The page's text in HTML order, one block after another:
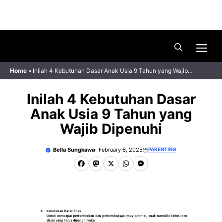
content
Home » Inilah 4 Kebutuhan Dasar Anak Usia 9 Tahun yang Wajib
Inilah 4 Kebutuhan Dasar
Anak Usia 9 Tahun yang
Wajib Dipenuhi
Bella Sungkawa February 6, 2025 PARENTING
F
e
M
t
X W
t
M
s